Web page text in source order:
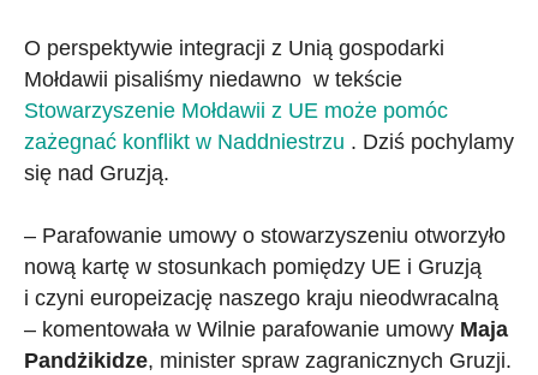
O perspektywie integracji z Unią gospodarki
Mołdawii pisaliśmy niedawno w tekście
Stowarzyszenie Mołdawii z UE może pomóc
zażegnać konflikt w Naddniestrzu . Dziś pochylamy
się nad Gruzją.
– Parafowanie umowy o stowarzyszeniu otworzyło
nową kartę w stosunkach pomiędzy UE i Gruzją
i czyni europeizację naszego kraju nieodwracalną
– komentowała w Wilnie parafowanie umowy Maja
Pandżikidze, minister spraw zagranicznych Gruzji.